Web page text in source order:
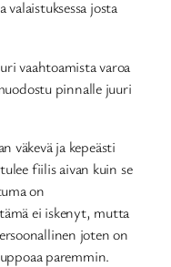
josta
vaahtoamista varoa
pinnalle juuri
väkevä ja kepeästi
fiilis aivan kuin se
on
ei iskenyt, mutta
joten on
paremmin.